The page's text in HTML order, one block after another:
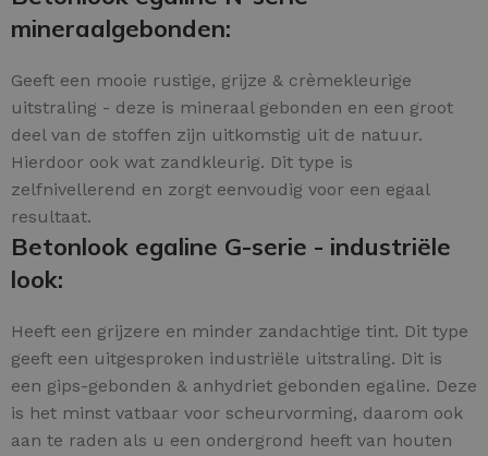
mineraalgebonden:
Geeft een mooie rustige, grijze & crèmekleurige
uitstraling - deze is mineraal gebonden en een groot
deel van de stoffen zijn uitkomstig uit de natuur.
Hierdoor ook wat zandkleurig. Dit type is
zelfnivellerend en zorgt eenvoudig voor een egaal
resultaat.
Betonlook egaline G-serie - industriële
look:
Heeft een grijzere en minder zandachtige tint. Dit type
geeft een uitgesproken industriële uitstraling. Dit is
een gips-gebonden & anhydriet gebonden egaline. Deze
is het minst vatbaar voor scheurvorming, daarom ook
aan te raden als u een ondergrond heeft van houten